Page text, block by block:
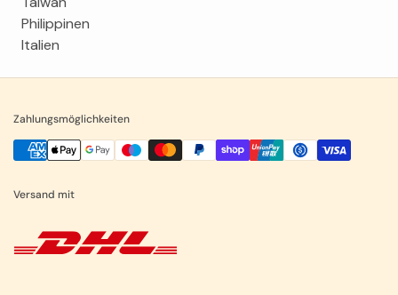
Philippinen
Italien
Zahlungsmöglichkeiten
Versand mit